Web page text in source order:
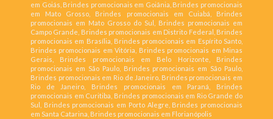
em Goiás, Brindes promocionais em Goiânia, Brindes promocionais
em Mato Grosso, Brindes promocionais em Cuiabá, Brindes
promocionais em Mato Grosso do Sul, Brindes promocionais em
Campo Grande, Brindes promocionais em Distrito Federal, Brindes
promocionais em Brasília, Brindes promocionais em Espírito Santo,
Brindes promocionais em Vitória, Brindes promocionais em Minas
Gerais, Brindes promocionais em Belo Horizonte, Brindes
promocionais em São Paulo, Brindes promocionais em São Paulo,
Brindes promocionais em Rio de Janeiro, Brindes promocionais em
Rio de Janeiro, Brindes promocionais em Paraná, Brindes
promocionais em Curitiba, Brindes promocionais em Rio Grande do
Sul, Brindes promocionais em Porto Alegre, Brindes promocionais
em Santa Catarina, Brindes promocionais em Florianópolis